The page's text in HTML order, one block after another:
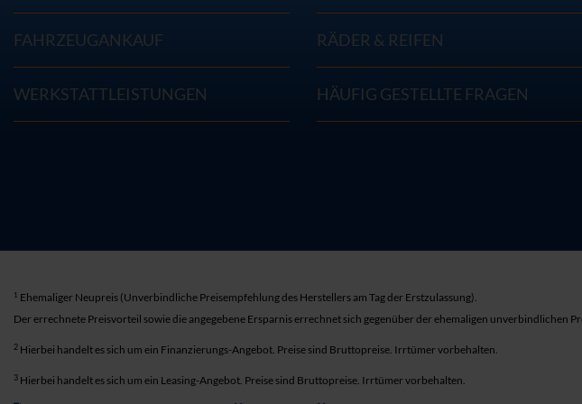
FAHRZEUGANKAUF
WERKSTATTLEISTUNGEN
RÄDER & REIFEN
HÄUFIG GESTELLTE FRAGEN
1 Ehemaliger Neupreis (Unverbindliche Preisempfehlung des Herstellers am Tag der Erstzulassung).
Der errechnete Preisvorteil sowie die angegebene Ersparnis errechnet sich gegenüber der ehemaligen unverbindlichen
2 Hierbei handelt es sich um ein Finanzierungs-Angebot. Preise sind Bruttopreise. Irrtümer vorbehalten.
3 Hierbei handelt es sich um ein Leasing-Angebot. Preise sind Bruttopreise. Irrtümer vorbehalten.